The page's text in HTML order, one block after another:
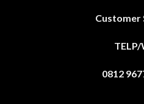
Cuaca,
Customer
TELP/
0812